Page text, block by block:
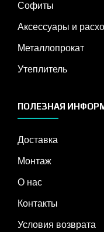
Софиты
Аксессуары и
Металлопрокат
Утеплитель
ПОЛЕЗНАЯ
Доставка
Монтаж
О нас
Контакты
Условия возврата